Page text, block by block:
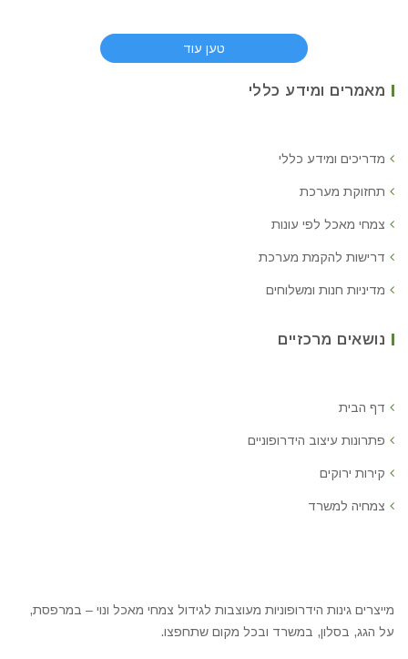
טען עוד
מאמרים ומידע כללי
מדריכים ומידע כללי
תחזוקת מערכת
צמחי מאכל לפי עונות
דרישות להקמת מערכת
מדיניות חנות ומשלוחים
נושאים מרכזיים
דף הבית
פתרונות עיצוב הידרופוניים
קירות ירוקים
צמחיה למשרד
מייצרים גינות הידרופוניות מעוצבות לגידול צמחי מאכל ונוי – במרפסת,
על הגג, בסלון, במשרד ובכל מקום שתחפצו.